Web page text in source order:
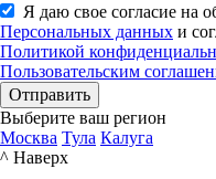
Я даю свое согласие на
Персональных данных и
Политикой
Пользовательским
Отправить
Выберите ваш регион
Москва Тула Калуга
^ Наверх